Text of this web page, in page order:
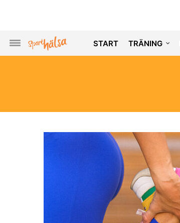
START TRÄNING